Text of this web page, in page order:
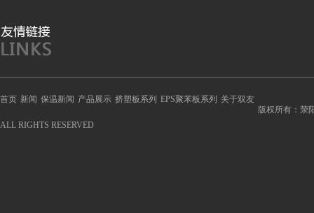
首页 新闻 保温新闻 产品展示 挤塑板系列 EPS聚苯板系列
关于双友
版权所有：荥
ALL RIGHTS RESERVED